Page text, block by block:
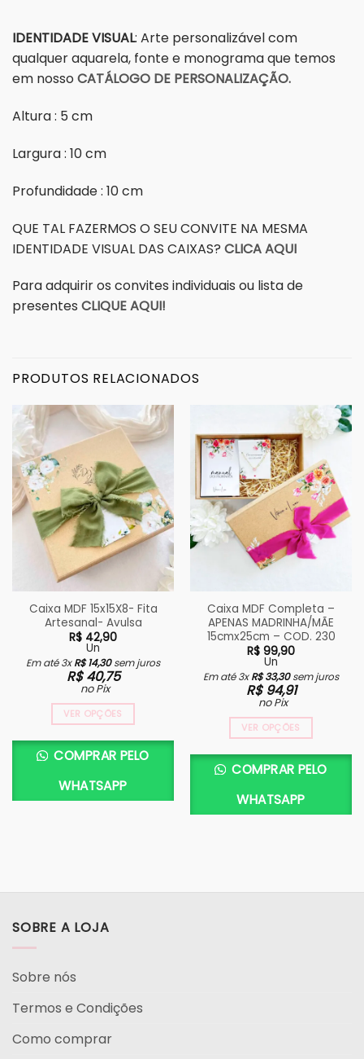
IDENTIDADE VISUAL: Arte personalizável com
qualquer aquarela, fonte e monograma que temos
em nossoCATÁLOGO DE PERSONALIZAÇÃO.
Altura : 5 cm
Largura : 10 cm
Profundidade : 10 cm
QUE TAL FAZERMOS O SEU CONVITE NA MESMA
IDENTIDADE VISUAL DAS CAIXAS? CLICA AQUI
Para adquirir os convites individuais ou lista de
presentes CLIQUE AQUI!
PRODUTOS RELACIONADOS
Caixa MDF 15x15X8- Fita
Artesanal- Avulsa
R$ 42,90
Un
Em até 3xR$14,30sem juros
R$40,75
no Pix
VER OPÇÕES
COMPRAR PELO
WHATSAPP
Caixa MDF Completa –
APENAS MADRINHA/MÃE
15cmx25cm – COD. 230
R$ 99,90
Un
Em até 3xR$33,30sem juros
R$94,91
no Pix
VER OPÇÕES
COMPRAR PELO
WHATSAPP
SOBRE A LOJA
Sobre nós
Termos e Condições
Como comprar